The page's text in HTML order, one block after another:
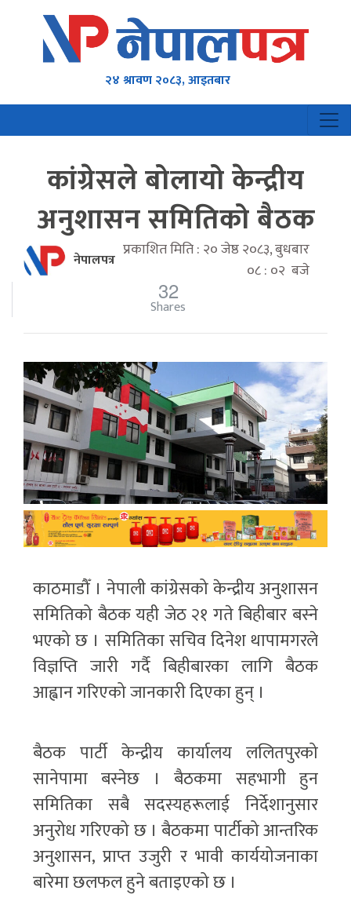
२४ श्रावण २०८३, आइतबार
कांग्रेसले बोलायो केन्द्रीय
अनुशासन समितिको बैठक
नेपालपत्र प्रकाशित मिति : २० जेष्ठ २०८३, बुधबार
०८ : ०२ बजे
32
Shares
काठमाडौँ । नेपाली कांग्रेसको केन्द्रीय अनुशासन
समितिको बैठक यही जेठ २१ गते बिहीबार बस्ने
भएको छ । समितिका सचिव दिनेश थापामगरले
विज्ञप्ति जारी गर्दै बिहीबारका लागि बैठक
आह्वान गरिएको जानकारी दिएका हुन् ।
बैठक पार्टी केन्द्रीय कार्यालय ललितपुरको
सानेपामा बस्नेछ । बैठकमा सहभागी हुन
समितिका सबै सदस्यहरूलाई निर्देशानुसार
अनुरोध गरिएको छ । बैठकमा पार्टीको आन्तरिक
अनुशासन, प्राप्त उजुरी र भावी कार्ययोजनाका
बारेमा छलफल हुने बताइएको छ ।